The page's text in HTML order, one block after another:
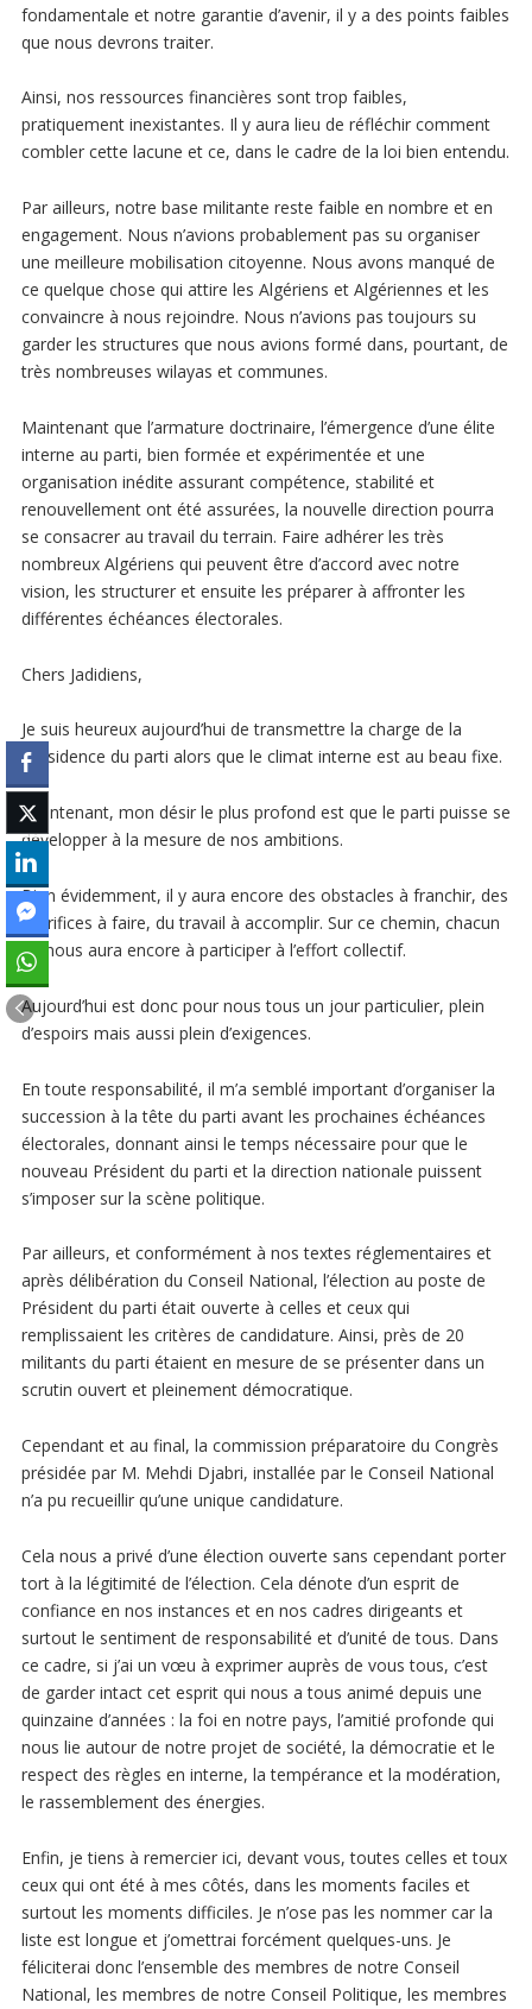
fondamentale et notre garantie d’avenir, il y a des points faibles
que nous devrons traiter.
Ainsi, nos ressources financières sont trop faibles,
pratiquement inexistantes. Il y aura lieu de réfléchir comment
combler cette lacune et ce, dans le cadre de la loi bien entendu.
Par ailleurs, notre base militante reste faible en nombre et en
engagement. Nous n’avions probablement pas su organiser
une meilleure mobilisation citoyenne. Nous avons manqué de
ce quelque chose qui attire les Algériens et Algériennes et les
convaincre à nous rejoindre. Nous n’avions pas toujours su
garder les structures que nous avions formé dans, pourtant, de
très nombreuses wilayas et communes.
Maintenant que l’armature doctrinaire, l’émergence d’une élite
interne au parti, bien formée et expérimentée et une
organisation inédite assurant compétence, stabilité et
renouvellement ont été assurées, la nouvelle direction pourra
se consacrer au travail du terrain. Faire adhérer les très
nombreux Algériens qui peuvent être d’accord avec notre
vision, les structurer et ensuite les préparer à affronter les
différentes échéances électorales.
Chers Jadidiens,
Je suis heureux aujourd’hui de transmettre la charge de la
Présidence du parti alors que le climat interne est au beau fixe.
Maintenant, mon désir le plus profond est que le parti puisse se
développer à la mesure de nos ambitions.
Bien évidemment, il y aura encore des obstacles à franchir, des
sacrifices à faire, du travail à accomplir. Sur ce chemin, chacun
de nous aura encore à participer à l’effort collectif.
Aujourd’hui est donc pour nous tous un jour particulier, plein
d’espoirs mais aussi plein d’exigences.
En toute responsabilité, il m’a semblé important d’organiser la
succession à la tête du parti avant les prochaines échéances
électorales, donnant ainsi le temps nécessaire pour que le
nouveau Président du parti et la direction nationale puissent
s’imposer sur la scène politique.
Par ailleurs, et conformément à nos textes réglementaires et
après délibération du Conseil National, l’élection au poste de
Président du parti était ouverte à celles et ceux qui
remplissaient les critères de candidature. Ainsi, près de 20
militants du parti étaient en mesure de se présenter dans un
scrutin ouvert et pleinement démocratique.
Cependant et au final, la commission préparatoire du Congrès
présidée par M. Mehdi Djabri, installée par le Conseil National
n’a pu recueillir qu’une unique candidature.
Cela nous a privé d’une élection ouverte sans cependant porter
tort à la légitimité de l’élection. Cela dénote d’un esprit de
confiance en nos instances et en nos cadres dirigeants et
surtout le sentiment de responsabilité et d’unité de tous. Dans
ce cadre, si j’ai un vœu à exprimer auprès de vous tous, c’est
de garder intact cet esprit qui nous a tous animé depuis une
quinzaine d’années : la foi en notre pays, l’amitié profonde qui
nous lie autour de notre projet de société, la démocratie et le
respect des règles en interne, la tempérance et la modération,
le rassemblement des énergies.
Enfin, je tiens à remercier ici, devant vous, toutes celles et toux
ceux qui ont été à mes côtés, dans les moments faciles et
surtout les moments difficiles. Je n’ose pas les nommer car la
liste est longue et j’omettrai forcément quelques-uns. Je
féliciterai donc l’ensemble des membres de notre Conseil
National, les membres de notre Conseil Politique, les membres